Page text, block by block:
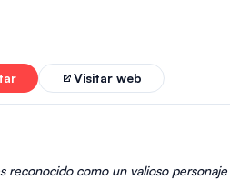
y el apoyo al equipo, Égida
y la efectividad general de su grupo
Visitar web
reconocido como un valioso